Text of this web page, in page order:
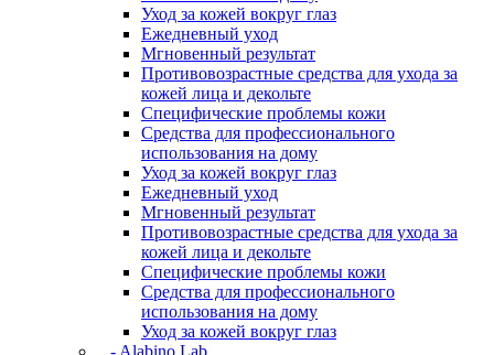
Уход за кожей вокруг глаз
Ежедневный уход
Мгновенный результат
Противовозрастные средства для ухода за
кожей лица и декольте
Специфические проблемы кожи
Средства для профессионального
использования на дому
Уход за кожей вокруг глаз
Ежедневный уход
Мгновенный результат
Противовозрастные средства для ухода за
кожей лица и декольте
Специфические проблемы кожи
Средства для профессионального
использования на дому
Уход за кожей вокруг глаз
- Alabino Lab